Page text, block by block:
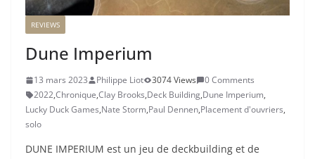
REVIEWS
Dune Imperium
13 mars 2023 Philippe Liot 3074 Views
0 Comments
2022,Chronique,Clay Brooks,Deck Building,Dune Imperium,
Lucky Duck Games,Nate Storm,Paul Dennen,Placement d'ouvriers,
solo
DUNE IMPERIUM est un jeu de deckbuilding et de